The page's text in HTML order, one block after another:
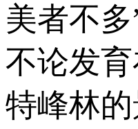
美者不多
不论发
特峰林